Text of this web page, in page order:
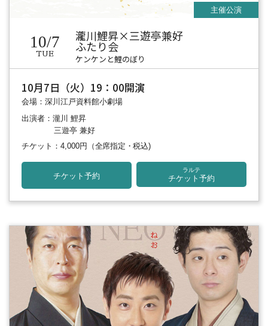
10/7
TUE
瀧川鯉昇×三遊亭兼好
ふたり会
ケンケンと鯉のぼり
10月7日（火）19：00開演
会場：深川江戸資料館小劇場
出演者：瀧川 鯉昇
三遊亭 兼好
チケット：4,000円
（全席指定・税込)
チケット予約
ラルテ
チケット予約